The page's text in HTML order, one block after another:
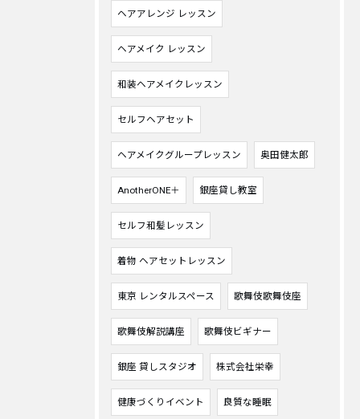
ヘアアレンジ レッスン
ヘアメイク レッスン
和装ヘアメイクレッスン
セルフヘアセット
ヘアメイクグループレッスン 奥田健太郎
AnotherONE＋ 銀座貸し教室
セルフ和髪レッスン
着物 ヘアセットレッスン
東京 レンタルスペース 歌舞伎歌舞伎座
歌舞伎解説講座 歌舞伎ビギナー
銀座 貸しスタジオ 株式会社栄幸
健康づくりイベント 良質な睡眠